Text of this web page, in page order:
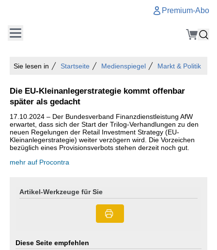
Premium-Abo
Sie lesen in Startseite Medienspiegel Markt & Politik
Die EU-Kleinanlegerstrategie kommt offenbar
später als gedacht
17.10.2024 – Der Bundesverband Finanzdienstleistung AfW
erwartet, dass sich der Start der Trilog-Verhandlungen zu den
neuen Regelungen der Retail Investment Strategy (EU-
Kleinanlegerstrategie) weiter verzögern wird. Die Vorzeichen
bezüglich eines Provisionsverbots stehen derzeit noch gut.
mehr auf Procontra
Artikel-Werkzeuge für Sie
Diese Seite empfehlen